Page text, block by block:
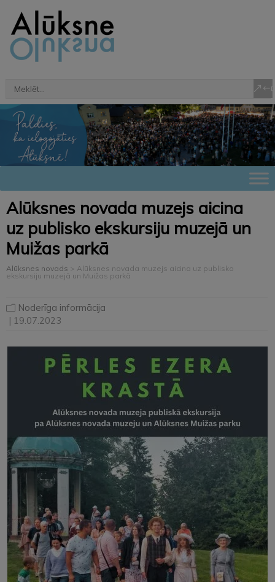
Alūksnes novada muzejs aicina
uz publisko ekskursiju muzejā un
Muižas parkā
Alūksnes novads > Alūksnes novada muzejs aicina uz publisko
ekskursiju muzejā un Muižas parkā
Noderīga informācija
| 19.07.2023